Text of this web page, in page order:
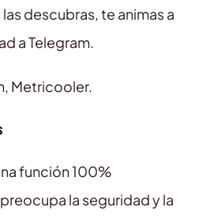
descubras, te animas a
a Telegram.
Metricooler.
función 100%
la seguridad y la